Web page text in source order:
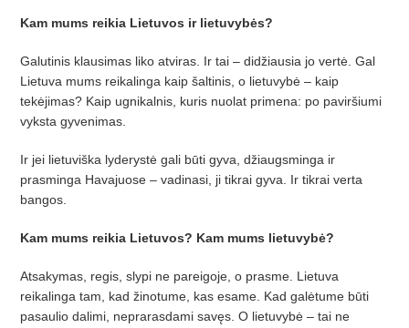
Kam mums reikia Lietuvos ir lietuvybės?
Galutinis klausimas liko atviras. Ir tai – didžiausia jo vertė. Gal
Lietuva mums reikalinga kaip šaltinis, o lietuvybė – kaip
tekėjimas? Kaip ugnikalnis, kuris nuolat primena: po paviršiumi
vyksta gyvenimas.
Ir jei lietuviška lyderystė gali būti gyva, džiaugsminga ir
prasminga Havajuose – vadinasi, ji tikrai gyva. Ir tikrai verta
bangos.
Kam mums reikia Lietuvos? Kam mums lietuvybė?
Atsakymas, regis, slypi ne pareigoje, o prasme. Lietuva
reikalinga tam, kad žinotume, kas esame. Kad galėtume būti
pasaulio dalimi, neprarasdami savęs. O lietuvybė – tai ne